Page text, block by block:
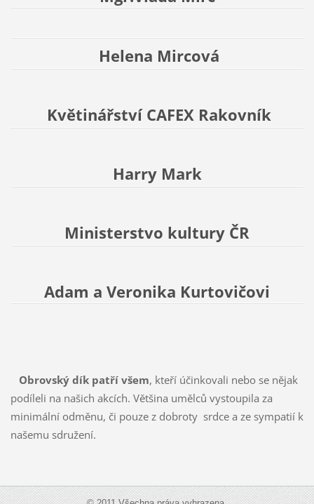
Helena Mircová
Květinářství CAFEX Rakovník
Harry Mark
Ministerstvo kultury ČR
Adam a Veronika Kurtovičovi
Obrovský dík patří všem, kteří účinkovali nebo se nějak
podíleli na našich akcích. Většina umělců vystoupila za
minimální odměnu, či pouze z dobroty srdce a ze sympatií k
našemu sdružení.